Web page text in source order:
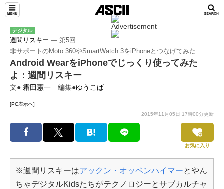
デジタル
週間リスキー ― 第5回
非サポートのMoto 360やSmartWatch 3をiPhoneとつなげてみた
Android WearをiPhoneでじっくり使ってみた
よ：週間リスキー
文● 霜田憲一 編集●ゆうこば
[PC表示へ]
2015年11月05日 17時00分更新
お気に入り
※週間リスキーはアックン・オッペンハイマーとやん
ちゃデジタルKidsたちがテクノロジーとサブカルチャ